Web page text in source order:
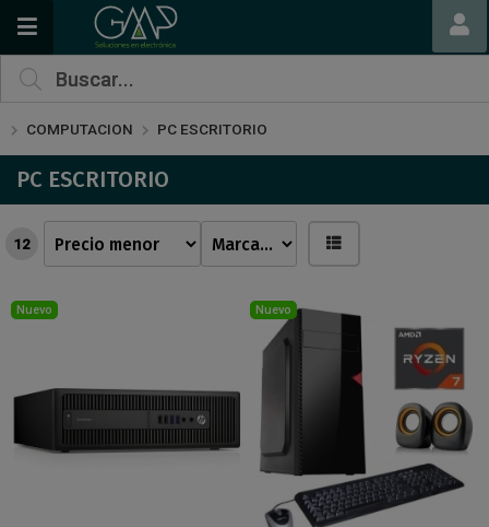
COMPUTACION PC ESCRITORIO
PC ESCRITORIO
12
Nuevo Nuevo